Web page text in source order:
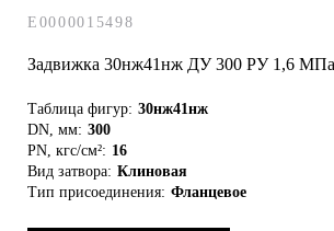
E0000015498
Задвижка 30нж41нж ДУ 300 РУ 1,6
Таблица фигур: 30нж41нж
DN, мм: 300
PN, кгс/см²: 16
Вид затвора: Клиновая
Тип присоединения: Фланцевое